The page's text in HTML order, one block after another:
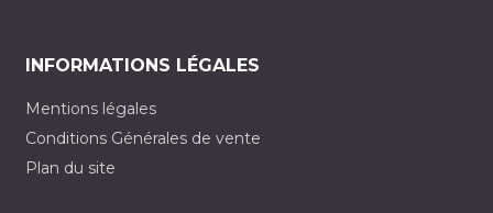
INFORMATIONS LÉGALES
Mentions légales
Conditions Générales de vente
Plan du site